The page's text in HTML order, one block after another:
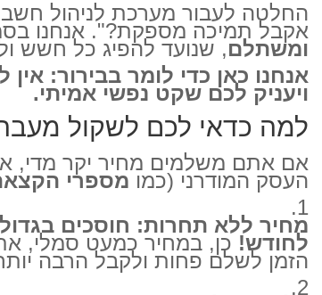
החלטה לעבור מערכת לניהול
אקבל תמיכה מספקת?". אנחנו
ומשתלם, שנועד להפיג כל חשש
אנחנו כאן כדי לומר בבירור:
ויעניק לכם שקט נפשי אמיתי.
למה כדאי לכם לשקול
אם אתם משלמים מחיר יקר מדי,
העסק המודרני (כמו מספרי
מחיר ללא תחרות: חוסכים
לחודש! כן, במחיר כמעט סמלי,
הזמן לשלם פחות ולקבל הרבה